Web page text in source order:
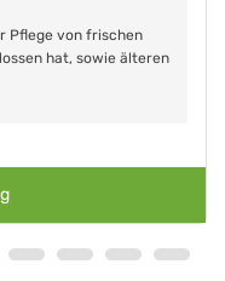
Pflege von frischen
hat, sowie älteren